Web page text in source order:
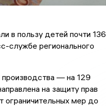
в пользу детей почти 136
службе регионального
— на 129
на защиту прав
ограничительных мер до